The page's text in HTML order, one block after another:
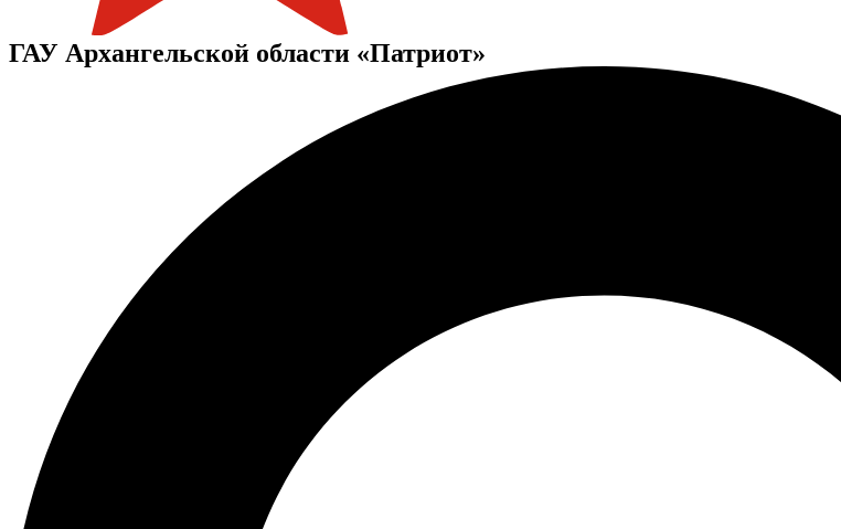
ГАУ Архангельской области «Патриот»